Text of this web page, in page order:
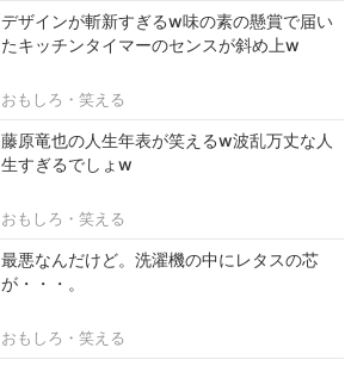
デザインが斬新すぎるw味の素の懸賞で届い
たキッチンタイマーのセンスが斜め上w
おもしろ・笑える
藤原竜也の人生年表が笑えるw波乱万丈な人
生すぎるでしょw
おもしろ・笑える
最悪なんだけど。洗濯機の中にレタスの芯
が・・・。
おもしろ・笑える